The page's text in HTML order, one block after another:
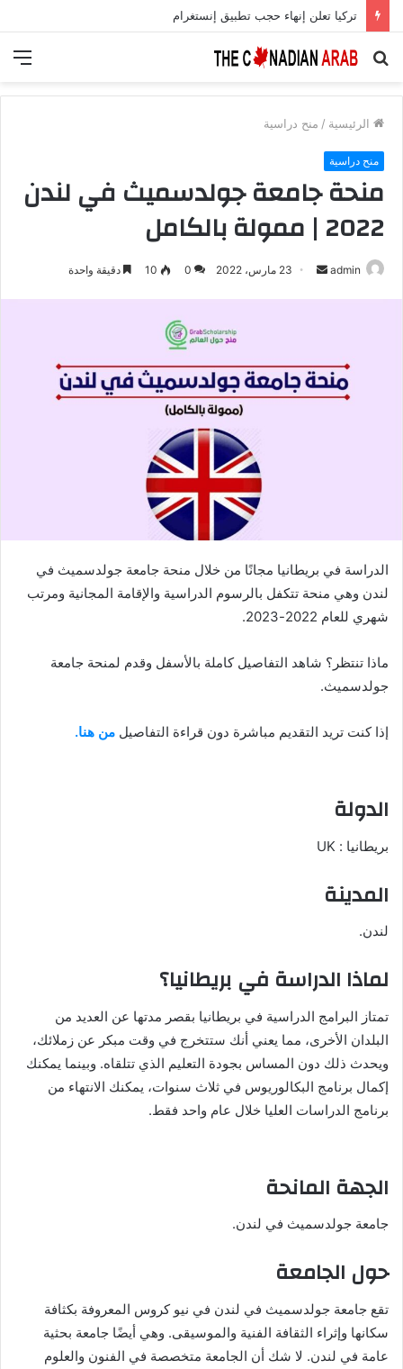
تركيا تعلن إنهاء حجب تطبيق إنستغرام
بحث
الرئيسية / منح دراسية
منح دراسية
منحة جامعة جولدسميث في لندن
2022 | ممولة بالكامل
admin
أرسل 23 مارس، 2022 0
10 دقيقة واحدة
الدراسة في بريطانيا مجانًا من خلال منحة جامعة جولدسميث في
لندن وهي منحة تتكفل بالرسوم الدراسية والإقامة المجانية ومرتب
شهري للعام 2022-2023.
ماذا تنتظر؟ شاهد التفاصيل كاملة بالأسفل وقدم لمنحة جامعة
جولدسميث.
إذا كنت تريد التقديم مباشرة دون قراءة التفاصيل من هنا.
الدولة
بريطانيا : UK
المدينة
لندن.
لماذا الدراسة في بريطانيا؟
تمتاز البرامج الدراسية في بريطانيا بقصر مدتها عن العديد من
البلدان الأخرى، مما يعني أنك ستتخرج في وقت مبكر عن زملائك،
ويحدث ذلك دون المساس بجودة التعليم الذي تتلقاه. وبينما يمكنك
إكمال برنامج البكالوريوس في ثلاث سنوات، يمكنك الانتهاء من
برنامج الدراسات العليا خلال عام واحد فقط.
الجهة المانحة
جامعة جولدسميث في لندن.
حول الجامعة
تقع جامعة جولدسميث في لندن في نيو كروس المعروفة بكثافة
سكانها وإثراء الثقافة الفنية والموسيقى. وهي أيضًا جامعة بحثية
عامة في لندن. لا شك أن الجامعة متخصصة في الفنون والعلوم